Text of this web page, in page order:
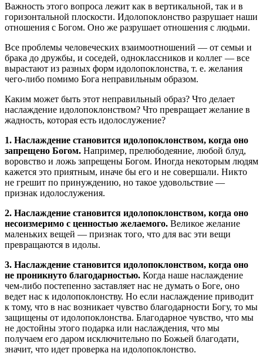
Важность этого вопроса лежит как в вертикальной, так и в
горизонтальной плоскости. Идолопоклонство разрушает наши
отношения с Богом. Оно же разрушает отношения с людьми.
Все проблемы человеческих взаимоотношений — от семьи и
брака до дружбы, и соседей, одноклассников и коллег — все
вырастают из разных форм идолопоклонства, т. е. желания
чего-либо помимо Бога неправильным образом.
Каким может быть этот неправильный образ? Что делает
наслаждение идолопоклонством? Что превращает желание в
жадность, которая есть идолослужение?
1. Наслаждение становится идолопоклонством, когда оно
запрещено Богом. Например, прелюбодеяние, любой блуд,
воровство и ложь запрещены Богом. Иногда некоторым людям
кажется это приятным, иначе бы его и не совершали. Никто
не грешит по принуждению, но такое удовольствие —
признак идолослужения.
2. Наслаждение становится идолопоклонством, когда оно
несоизмеримо с ценностью желаемого. Великое желание
маленьких вещей — признак того, что для вас эти вещи
превращаются в идолы.
3. Наслаждение становится идолопоклонством, когда оно
не проникнуто благодарностью. Когда наше наслаждение
чем-либо постепенно заставляет нас не думать о Боге, оно
ведет нас к идолопоклонству. Но если наслаждение приводит
к тому, что в нас возникает чувство благодарности Богу, то мы
защищены от идолопоклонства. Благодарное чувство, что мы
не достойны этого подарка или наслаждения, что мы
получаем его даром исключительно по Божьей благодати,
значит, что идет проверка на идолопоклонство.